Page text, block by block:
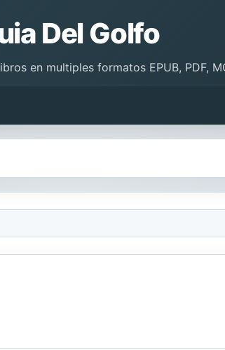
Del Golfo
en multiples formatos EPUB, PDF,